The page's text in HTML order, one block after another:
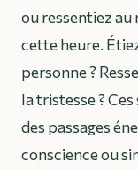
ou ressentiez
cette heure.
personne ?
la tristesse ?
des passages
conscience ou